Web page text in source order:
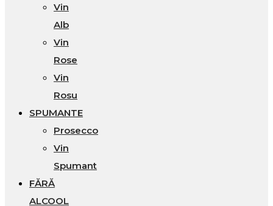
Vin
Alb
Vin
Rose
Vin
Rosu
SPUMANTE
Prosecco
Vin
Spumant
FĂRĂ
ALCOOL